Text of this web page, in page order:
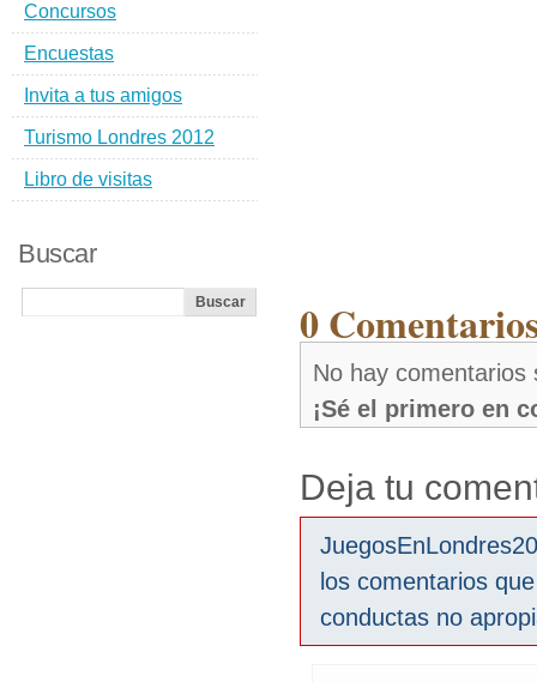
0
No hay comentarios
¡Sé el primero en
Deja tu
los comentarios
conductas no
Concursos
Encuestas
Invita a tus amigos
Turismo Londres 2012
Libro de visitas
Buscar